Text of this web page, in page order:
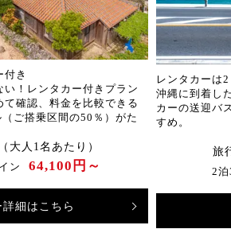
付き
い！レンタカー付きプラン
て確認、料金を比較できる
ご搭乗区間の50％）がた
大人1名あたり）
ン 64,100円～
詳細はこちら
レンタカーは
沖縄に到着し
カーの送迎バ
すめ。
旅
2